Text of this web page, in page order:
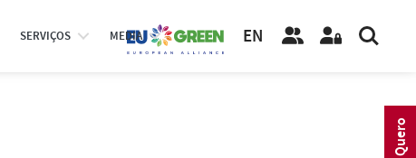
SERVIÇOS MEDIA EN